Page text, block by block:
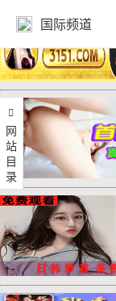
国际频道
网站目录